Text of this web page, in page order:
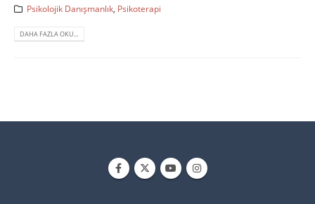
Psikolojik Danışmanlık, Psikoterapi
DAHA FAZLA OKU...